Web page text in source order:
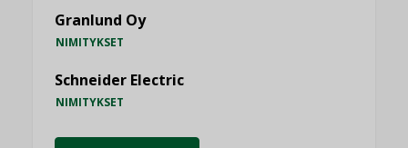
Granlund Oy
NIMITYKSET
Schneider Electric
NIMITYKSET